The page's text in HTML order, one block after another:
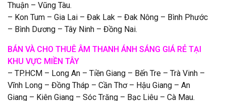
Thuận – Vũng Tàu.
– Kon Tum – Gia Lai – Đak Lak – Đak Nông – Bình Phước
– Bình Dương – Tây Ninh – Đồng Nai.
BÁN VÀ CHO THUÊ ÂM THANH ÁNH SÁNG GIÁ RẺ TẠI
KHU VỰC MIỀN TÂY
– TP.HCM – Long An – Tiền Giang – Bến Tre – Trà Vinh –
Vĩnh Long – Đồng Tháp – Cần Thơ – Hậu Giang – An
Giang – Kiên Giang – Sóc Trăng – Bạc Liêu – Cà Mau.